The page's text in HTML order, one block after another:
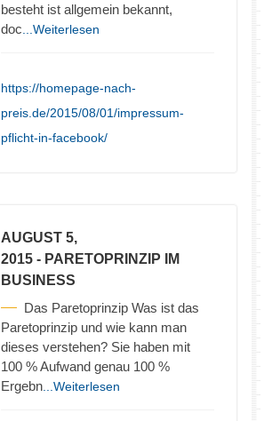
besteht ist allgemein bekannt,
doc ...Weiterlesen
https://homepage-nach-
preis.de/2015/08/01/impressum-
pflicht-in-facebook/
AUGUST 5,
2015 - PARETOPRINZIP IM
BUSINESS
Das Paretoprinzip Was ist das
Paretoprinzip und wie kann man
dieses verstehen? Sie haben mit
100 % Aufwand genau 100 %
Ergebn ...Weiterlesen